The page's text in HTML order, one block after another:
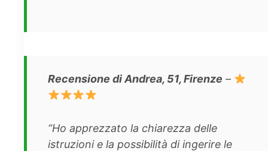
Recensione di Andrea, 51, Firenze –
“Ho apprezzato la chiarezza delle
istruzioni e la possibilità di ingerire le